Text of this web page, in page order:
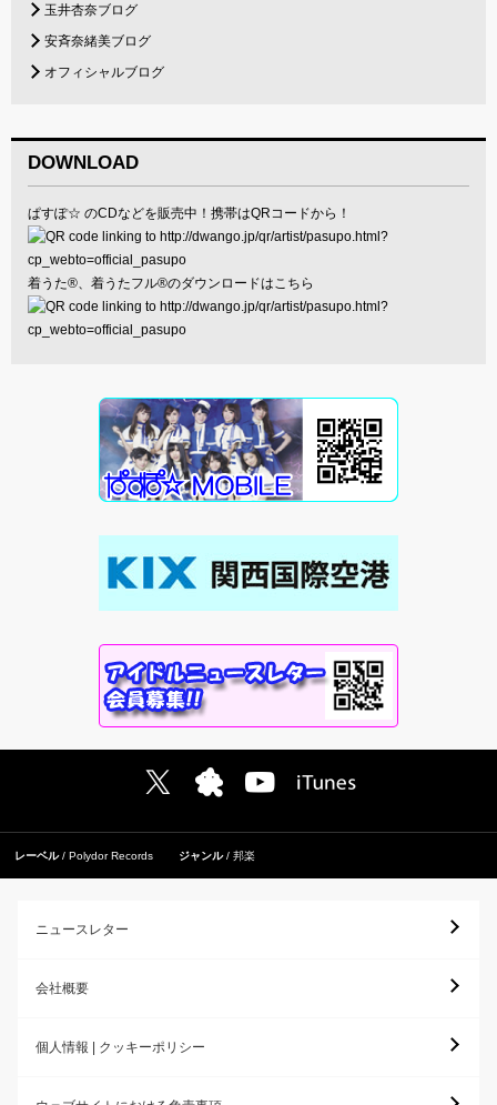
玉井杏奈ブログ
安斉奈緒美ブログ
オフィシャルブログ
DOWNLOAD
ぱすぽ☆ のCDなどを販売中！携帯はQRコードから！
着うた®、着うたフル®のダウンロードはこちら
レーベル Polydor Records ジャンル 邦楽
ニュースレター
会社概要
個人情報 | クッキーポリシー